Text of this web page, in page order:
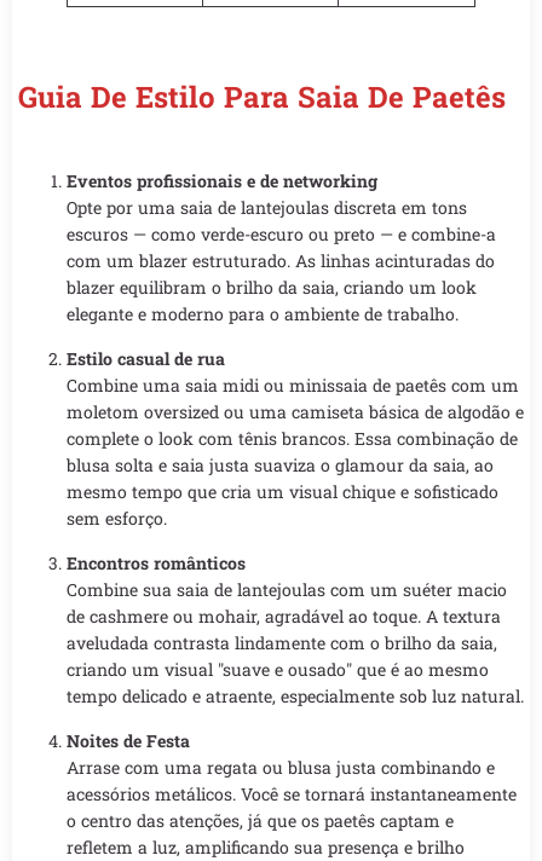
Guia De Estilo Para Saia De Paetês
Eventos profissionais e de networking
Opte por uma saia de lantejoulas discreta em tons
escuros — como verde-escuro ou preto — e combine-a
com um blazer estruturado. As linhas acinturadas do
blazer equilibram o brilho da saia, criando um look
elegante e moderno para o ambiente de trabalho.
Estilo casual de rua
Combine uma saia midi ou minissaia de paetês com um
moletom oversized ou uma camiseta básica de algodão e
complete o look com tênis brancos. Essa combinação de
blusa solta e saia justa suaviza o glamour da saia, ao
mesmo tempo que cria um visual chique e sofisticado
sem esforço.
Encontros românticos
Combine sua saia de lantejoulas com um suéter macio
de cashmere ou mohair, agradável ao toque. A textura
aveludada contrasta lindamente com o brilho da saia,
criando um visual "suave e ousado" que é ao mesmo
tempo delicado e atraente, especialmente sob luz natural.
Noites de Festa
Arrase com uma regata ou blusa justa combinando e
acessórios metálicos. Você se tornará instantaneamente
o centro das atenções, já que os paetês captam e
refletem a luz, amplificando sua presença e brilho